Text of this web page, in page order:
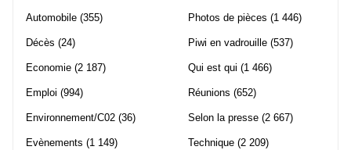
Automobile (355)
Décès (24)
Economie (2 187)
Emploi (994)
Environnement/C02 (36)
Evènements (1 149)
Photos de pièces (1 446)
Piwi en vadrouille (537)
Qui est qui (1 466)
Réunions (652)
Selon la presse (2 667)
Technique (2 209)